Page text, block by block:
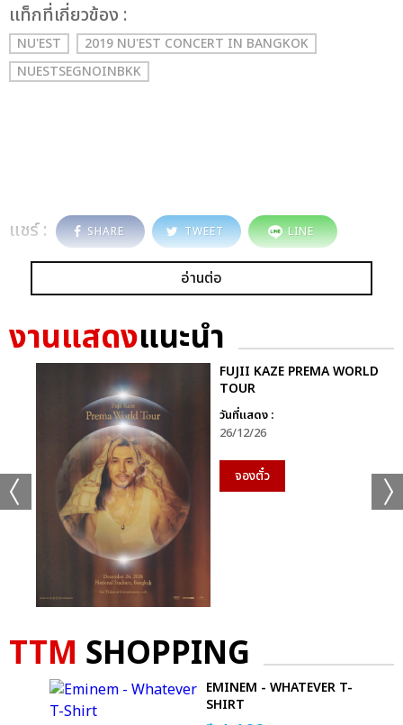
เเท็กที่เกี่ยวข้อง :
NU'EST 2019 NU'EST CONCERT IN BANGKOK
NUESTSEGNOINBKK
แชร์ : SHARE TWEET LINE
อ่านต่อ
งานแสดงแนะนำ
FUJII KAZE PREMA WORLD
TOUR
วันที่แสดง :
26/12/26
จองตั๋ว
TTM SHOPPING
EMINEM - WHATEVER T-
SHIRT